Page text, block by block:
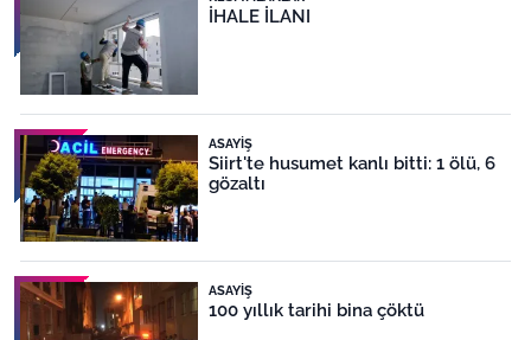
İHALE İLANI
ASAYIŞ
Siirt'te husumet kanlı bitti: 1 ölü, 6
gözaltı
ASAYIŞ
100 yıllık tarihi bina çöktü